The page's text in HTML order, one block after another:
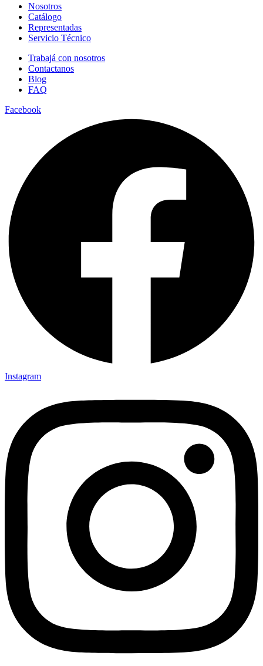
Nosotros
Catálogo
Representadas
Servicio Técnico
Trabajá con nosotros
Contactanos
Blog
FAQ
Facebook
Instagram